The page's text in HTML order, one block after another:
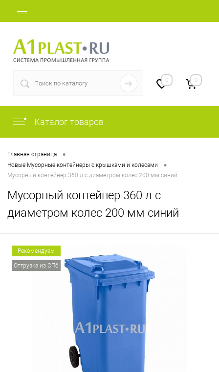
0 0
Каталог товаров
Главная страница •
Новые Мусорные контейнеры с крышками и колесами •
Мусорный контейнер 360 л с диаметром колес 200 мм синий
Мусорный контейнер 360 л с
диаметром колес 200 мм синий
Рекомендуем
Отгрузка из СПб